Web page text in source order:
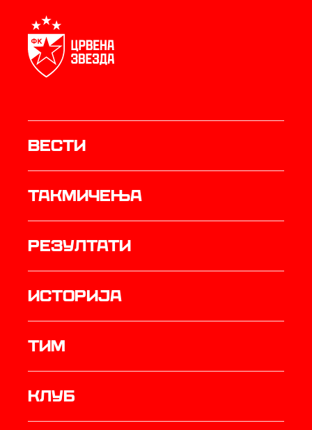
Вести
Такмичења
резултати
историја
ТИМ
Клуб